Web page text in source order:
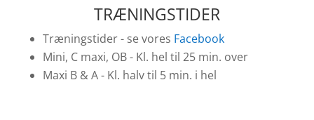
TRÆNINGSTIDER
Træningstider - se vores Facebook
Mini, C maxi, OB - Kl. hel til 25 min. over
Maxi B & A - Kl. halv til 5 min. i hel